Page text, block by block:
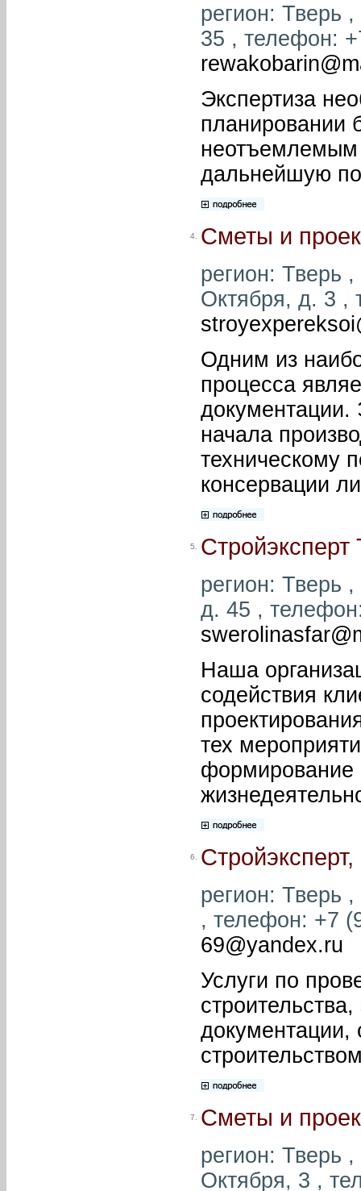
регион: Тверь
35 , телефон:
Экспертиза
планировании
неотъемлемым
дальнейшую
4. Сметы и
регион: Тверь
Октября, д. 3 ,
Одним из
процесса
документации.
начала
техническому
консервации
5. Стройэксперт
регион: Тверь
д. 45 ,
Наша
содействия
тех
формирование
6.
регион: Тверь
, телефон: +7
69@yandex.ru
Услуги по
документации,
7. Сметы и
регион: Тверь
Октября, 3 ,